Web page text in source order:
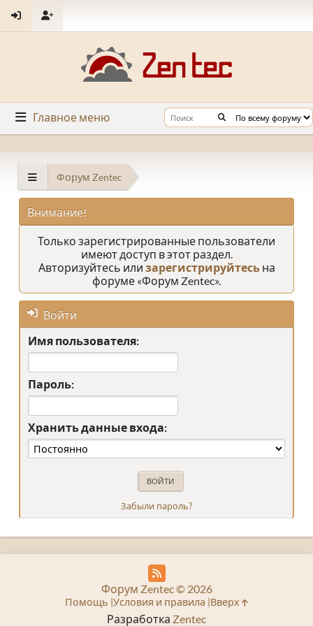
Главное меню
Форум Zentec
Внимание!
Только зарегистрированные пользователи
имеют доступ в этот раздел.
Авторизуйтесь или зарегистрируйтесьна
форуме «Форум Zentec».
Войти
Имя пользователя:
Пароль:
Хранить данные входа:
Забыли пароль?
Разработка Zentec
Форум Zentec © 2026
Помощь Условия и правила Вверх